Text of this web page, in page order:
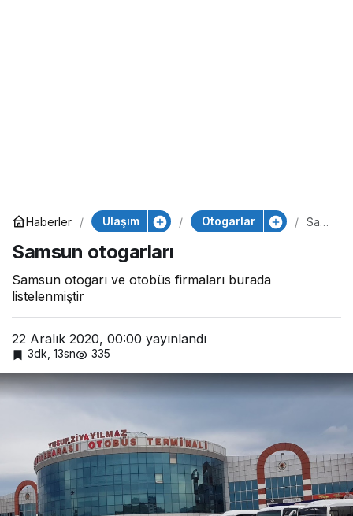
Haberler Ulaşım Otogarlar
Sam
Samsun otogarları
Samsun otogarı ve otobüs firmaları burada
listelenmiştir
22 Aralık 2020, 00:00 yayınlandı
3dk, 13sn 335